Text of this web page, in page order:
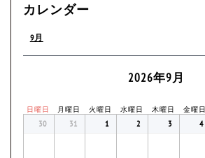
カレンダー
9月
2026年9月
日曜日 月曜日 火曜日 水曜日 木曜日 金曜日
30 31 1 2 3 4